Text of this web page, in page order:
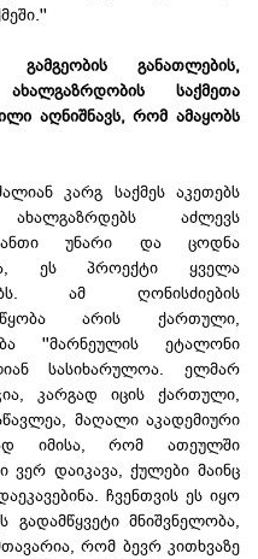
გამგეობის განათლების,
საქმეთა
აღნიშნავს, რომ ამაყობს
კარგ საქმეს აკეთებს
აძლევს
უნარი და ცოდნა
ეს პროექტი ყველა
ამ ღონისძიების
არის ქართული,
''მარნეულის ეტალონი
სასიხარულოა. ელმარ
კარგად იცის ქართული,
მაღალი აკადემიური
იმისა, რომ ათეულში
დაიკავა, ქულები მაინც
ჩვენთვის ეს იყო
მნიშვნელობა,
რომ ბევრ კითხვაზე